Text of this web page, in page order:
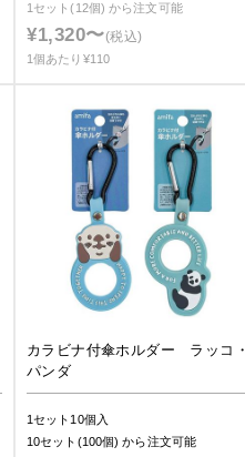
1セット(12個)から注文可能
¥1,320〜(税込)
1個あたり¥110
カラビナ付傘ホルダー ラッコ・
パンダ
1セット10個入
10セット(100個)から注文可能